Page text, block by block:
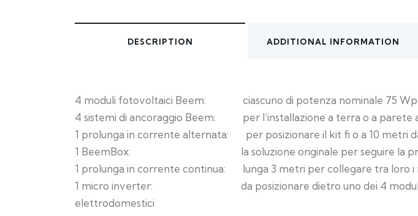
DESCRIPTION ADDITIONAL INFORMATION
4 moduli fotovoltaici Beem: ciascuno di potenza nominale 75 Wp.
4 sistemi di ancoraggio Beem: per l’installazione a terra o a parete
1 prolunga in corrente alternata: per posizionare il kit fi o a 10 metri
1 BeemBox: la soluzione originale per seguire la
1 prolunga in corrente continua: lunga 3 metri per collegare tra loro i
1 micro inverter: da posizionare dietro uno dei 4 moduli,
elettrodomestici